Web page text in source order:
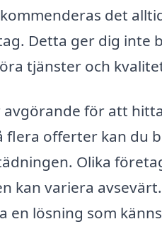
det
Detta ger dig inte
tjänster och
för att
flera offerter kan du
Olika
kan variera
en lösning som